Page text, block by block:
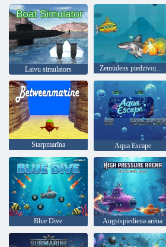
Laivu simulators Zemūdens piedzīvojums
Starpmarīna Aqua Escape
Blue Dive Augstspiediena arēna